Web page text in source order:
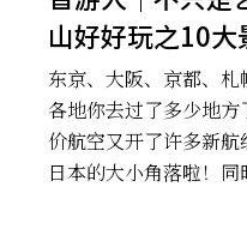
山好好玩之10大
东京、大阪、京都、
各地你去过了多少地
价航空又开了许多新
日本的大小角落啦！